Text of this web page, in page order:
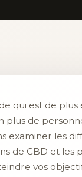
qui est de
plus de
examiner les
de CBD et
vos